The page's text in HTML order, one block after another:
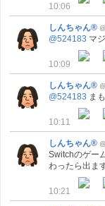
10:06
しんちゃん®
@524183 マ
10:09
しんちゃん®
@524183 ま
10:11
しんちゃん®
Switchのゲー
わったら出ます
10:21